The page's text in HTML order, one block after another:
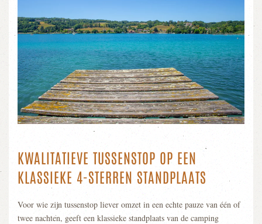
KWALITATIEVE TUSSENSTOP OP EEN
KLASSIEKE 4-STERREN STANDPLAATS
Voor wie zijn tussenstop liever omzet in een echte pauze van één of
twee nachten, geeft een klassieke standplaats van de camping